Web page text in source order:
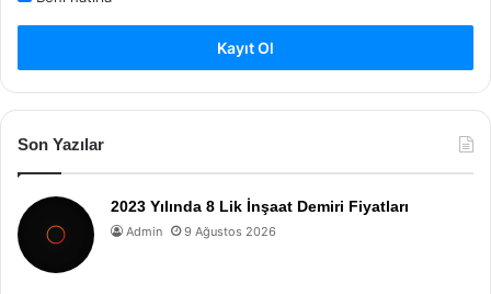
Kayıt Ol
Son Yazılar
2023 Yılında 8 Lik İnşaat Demiri Fiyatları
Admin 9 Ağustos 2026